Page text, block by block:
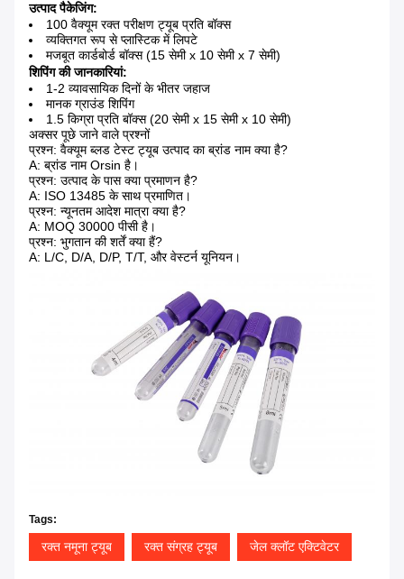
उत्पाद पैकेजिंग:
100 वैक्यूम रक्त परीक्षण ट्यूब प्रति बॉक्स
व्यक्तिगत रूप से प्लास्टिक में लिपटे
मजबूत कार्डबोर्ड बॉक्स (15 सेमी x 10 सेमी x 7 सेमी)
शिपिंग की जानकारियां:
1-2 व्यावसायिक दिनों के भीतर जहाज
मानक ग्राउंड शिपिंग
1.5 किग्रा प्रति बॉक्स (20 सेमी x 15 सेमी x 10 सेमी)
अक्सर पूछे जाने वाले प्रश्नों
प्रश्न: वैक्यूम ब्लड टेस्ट ट्यूब उत्पाद का ब्रांड नाम क्या है?
A: ब्रांड नाम Orsin है।
प्रश्न: उत्पाद के पास क्या प्रमाणन है?
A: ISO 13485 के साथ प्रमाणित।
प्रश्न: न्यूनतम आदेश मात्रा क्या है?
A: MOQ 30000 पीसी है।
प्रश्न: भुगतान की शर्तें क्या हैं?
A: L/C, D/A, D/P, T/T, और वेस्टर्न यूनियन।
Tags:
रक्त नमूना ट्यूब रक्त संग्रह ट्यूब जेल क्लॉट एक्टिवेटर